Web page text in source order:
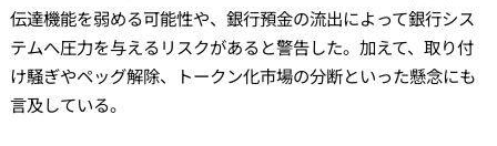
伝達機能を弱める可能性や、銀行預金の流出によって銀行シス
テムへ圧力を与えるリスクがあると警告した。加えて、取り付
け騒ぎやペッグ解除、トークン化市場の分断といった懸念にも
言及している。